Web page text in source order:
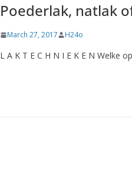
Poederlak, natlak
March 27, 2017 H24o
L A K T E C H N I E K E N Welke